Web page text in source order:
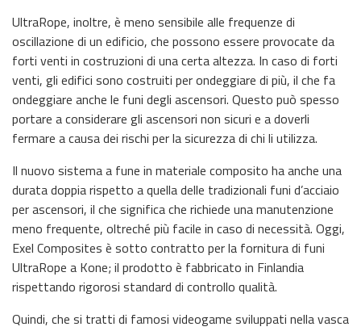
UltraRope, inoltre, è meno sensibile alle frequenze di
oscillazione di un edificio, che possono essere provocate da
forti venti in costruzioni di una certa altezza. In caso di forti
venti, gli edifici sono costruiti per ondeggiare di più, il che fa
ondeggiare anche le funi degli ascensori. Questo può spesso
portare a considerare gli ascensori non sicuri e a doverli
fermare a causa dei rischi per la sicurezza di chi li utilizza.
Il nuovo sistema a fune in materiale composito ha anche una
durata doppia rispetto a quella delle tradizionali funi d’acciaio
per ascensori, il che significa che richiede una manutenzione
meno frequente, oltreché più facile in caso di necessità. Oggi,
Exel Composites è sotto contratto per la fornitura di funi
UltraRope a Kone; il prodotto è fabbricato in Finlandia
rispettando rigorosi standard di controllo qualità.
Quindi, che si tratti di famosi videogame sviluppati nella vasca